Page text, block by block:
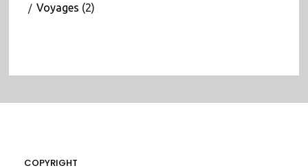
Voyages (2)
COPYRIGHT